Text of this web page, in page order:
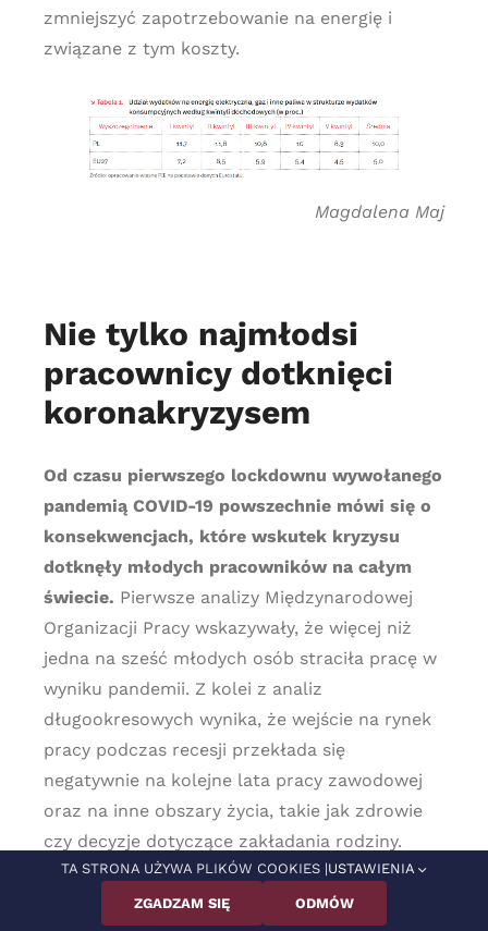
zmniejszyć zapotrzebowanie na energię i
związane z tym koszty.
Magdalena Maj
Nie tylko najmłodsi
pracownicy dotknięci
koronakryzysem
Od czasu pierwszego lockdownu wywołanego
pandemią COVID-19 powszechnie mówi się o
konsekwencjach, które wskutek kryzysu
dotknęły młodych pracowników na całym
świecie. Pierwsze analizy Międzynarodowej
Organizacji Pracy wskazywały, że więcej niż
jedna na sześć młodych osób straciła pracę w
wyniku pandemii. Z kolei z analiz
długookresowych wynika, że wejście na rynek
pracy podczas recesji przekłada się
negatywnie na kolejne lata pracy zawodowej
oraz na inne obszary życia, takie jak zdrowie
czy decyzje dotyczące zakładania rodziny.
Jednak kryzys pandemiczny odcisnął swoje
piętno nie tylko na młodych pracownikach.
TA STRONA UŻYWA PLIKÓW COOKIES |USTAWIENIA
ZGADZAM SIĘ ODMÓW